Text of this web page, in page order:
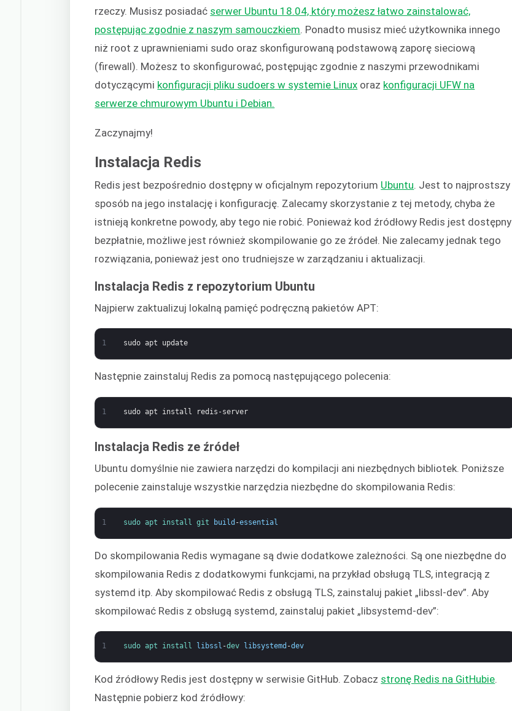
rzeczy. Musisz posiadać serwer Ubuntu 18.04, który możesz łatwo zainstalować,
postępując zgodnie z naszym samouczkiem . Ponadto musisz mieć użytkownika innego
niż root z uprawnieniami sudo oraz skonfigurowaną podstawową zaporę sieciową
(firewall). Możesz to skonfigurować, postępując zgodnie z naszymi przewodnikami
dotyczącymi konfiguracji pliku sudoers w systemie Linux oraz konfiguracji UFW na
serwerze chmurowym Ubuntu i Debian.
Zaczynajmy!
Instalacja Redis
Redis jest bezpośrednio dostępny w oficjalnym repozytorium Ubuntu . Jest to najprostszy
sposób na jego instalację i konfigurację. Zalecamy skorzystanie z tej metody, chyba że
istnieją konkretne powody, aby tego nie robić. Ponieważ kod źródłowy Redis jest dostępny
bezpłatnie, możliwe jest również skompilowanie go ze źródeł. Nie zalecamy jednak tego
rozwiązania, ponieważ jest ono trudniejsze w zarządzaniu i aktualizacji.
Instalacja Redis z repozytorium Ubuntu
Najpierw zaktualizuj lokalną pamięć podręczną pakietów APT:
1 sudo apt update
Następnie zainstaluj Redis za pomocą następującego polecenia:
1 sudo apt install redis-server
Instalacja Redis ze źródeł
Ubuntu domyślnie nie zawiera narzędzi do kompilacji ani niezbędnych bibliotek. Poniższe
polecenie zainstaluje wszystkie narzędzia niezbędne do skompilowania Redis:
1 sudo apt install git build -essential
Do skompilowania Redis wymagane są dwie dodatkowe zależności. Są one niezbędne do
skompilowania Redis z dodatkowymi funkcjami, na przykład obsługą TLS, integracją z
systemd itp. Aby skompilować Redis z obsługą TLS, zainstaluj pakiet „libssl-dev”. Aby
skompilować Redis z obsługą systemd, zainstaluj pakiet „libsystemd-dev”:
1 sudo apt install libssl -dev libsystemd -dev
Kod źródłowy Redis jest dostępny w serwisie GitHub. Zobacz stronę Redis na GitHubie.
Następnie pobierz kod źródłowy: